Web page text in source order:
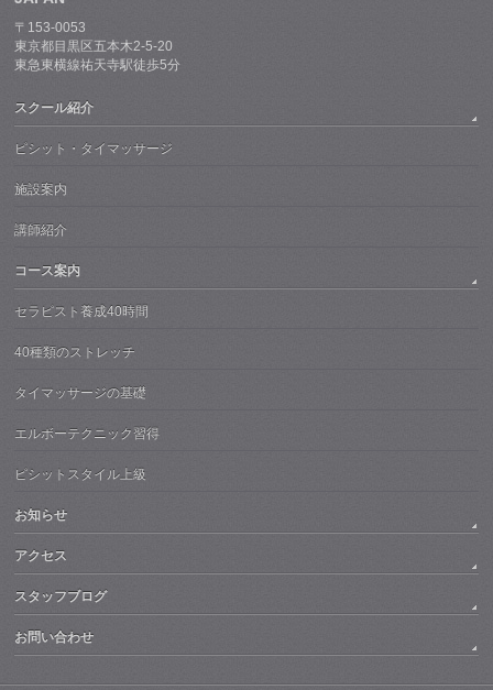
〒153-0053
東京都目黒区五本木2-5-20
東急東横線祐天寺駅徒歩5分
スクール紹介
ピシット・タイマッサージ
施設案内
講師紹介
コース案内
セラピスト養成40時間
40種類のストレッチ
タイマッサージの基礎
エルボーテクニック習得
ピシットスタイル上級
お知らせ
アクセス
スタッフブログ
お問い合わせ